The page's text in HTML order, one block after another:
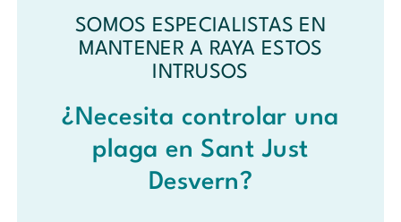
SOMOS ESPECIALISTAS EN
MANTENER A RAYA ESTOS
INTRUSOS
¿Necesita controlar una
plaga en Sant Just
Desvern?